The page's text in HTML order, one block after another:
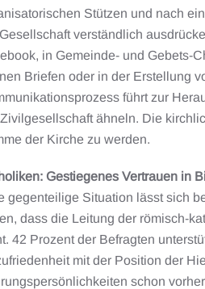
Stützen und nach
verständlich
in Gemeinde- und Gebets-
Briefen oder in der Erstellung
führt zur
ähneln. Die
der Kirche zu werden.
Gestiegenes Vertrauen in
gegenteilige Situation lässt sich
dass die Leitung der römisch-
42 Prozent der Befragten
mit der Position der
schon